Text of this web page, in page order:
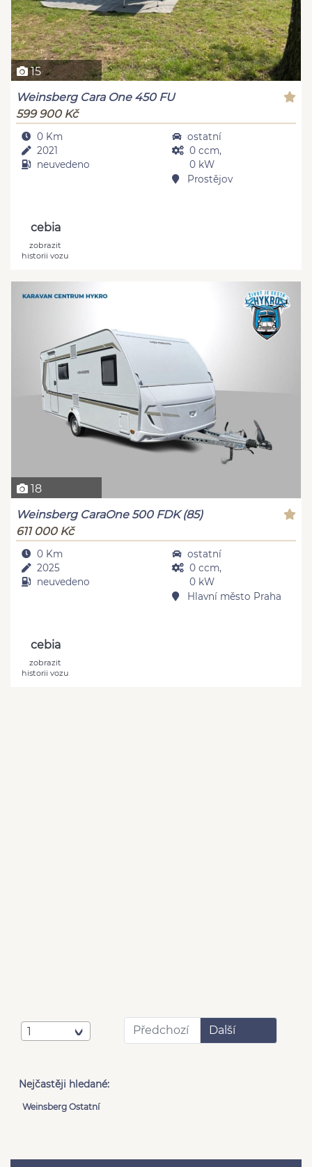
15
Weinsberg Cara One 450 FU
599 900 Kč
0 Km
2021
neuvedeno
ostatní
0 ccm,
0 kW
Prostějov
cebia
zobrazit
historii vozu
18
Weinsberg CaraOne 500 FDK (85)
611 000 Kč
0 Km
2025
neuvedeno
ostatní
0 ccm,
0 kW
Hlavní město Praha
cebia
zobrazit
historii vozu
1 Předchozí Další
Nejčastěji hledané:
Weinsberg Ostatní